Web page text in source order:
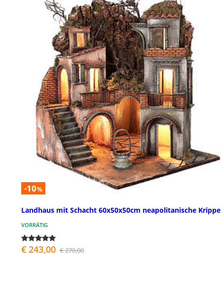
-10%
Landhaus mit Schacht 60x50x50cm neapolitanische Krippe
VORRÄTIG
€ 243,00 € 270,00